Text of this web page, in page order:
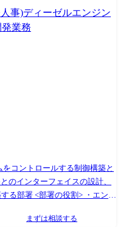
ス遵守のための活動の計画と
対する法規制を含む) ・ソフト
品質状況の管理と対応 ・出荷
る高度化検討 ●入社後お任せ
時における認定業務に加わ
務の流れを学びます。 上司の
も多く関わって頂くことを想
ります。 ●変更の範囲:会社の
事)ディーゼルエンジン
業務
コントロールする制御構築と
のインターフェイスの設計、
> ・エンジ
クチュエータなどのコンポー
エンジンコントロールの基
まずは相談する